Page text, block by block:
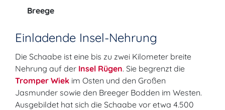
Breege
Einladende Insel-Nehrung
Die Schaabe ist eine bis zu zwei Kilometer breite
Nehrung auf der Insel Rügen. Sie begrenzt die
Tromper Wiek im Osten und den Großen
Jasmunder sowie den Breeger Bodden im Westen.
Ausgebildet hat sich die Schaabe vor etwa 4.500